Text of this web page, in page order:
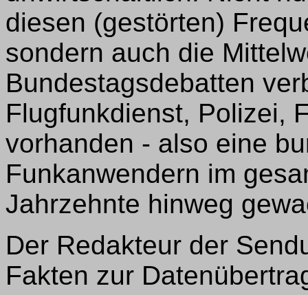
diesen (gestörten)
sondern auch die
Bundestagsdebatten
Flugfunkdienst, Polizei,
vorhanden - also eine
Funkanwendern im
Jahrzehnte hinweg
Der Redakteur der
Fakten zur